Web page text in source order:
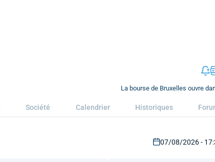
La bourse de Bruxelles ouvre
Société Calendrier Historiques
07/08/2026 -